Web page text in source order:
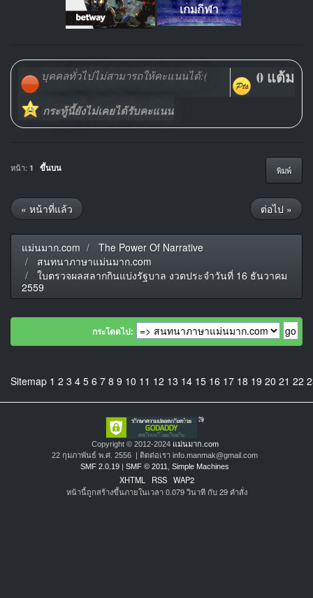
บุคคลทั่วไปไม่สามารถให้คะแนนได้:( 0 แต้ม
กระทู้นี้ยังไม่เคยได้รับคะแนน
พิมพ์
หน้า: 1 ขึ้นบน
« หน้าที่แล้ว ต่อไป »
แม่นมาก.com
The Power Of Narrative
สนทนาภาษาแม่นมาก.com
ใบตรวจผลสลากกินแบ่งรัฐบาล งวดประจำวันที่ 16 ธันวาคม
2559
กระโดดไป:
Sitemap 1 2 3 4 5 6 7 8 9 10 11 12 13 14 15 16 17 18 19 20 21 22
Copyright © 2012-2024 แม่นมาก.com
22 กุมภาพันธ์ พ.ศ. 2556 | ติดต่อเรา info.manmak@gmail.com
SMF 2.0.19
SMF © 2011, Simple Machines
XHTML RSS WAP2
หน้านี้ถูกสร้างขึ้นภายในเวลา 0.079 วินาที กับ 29 คำสั่ง